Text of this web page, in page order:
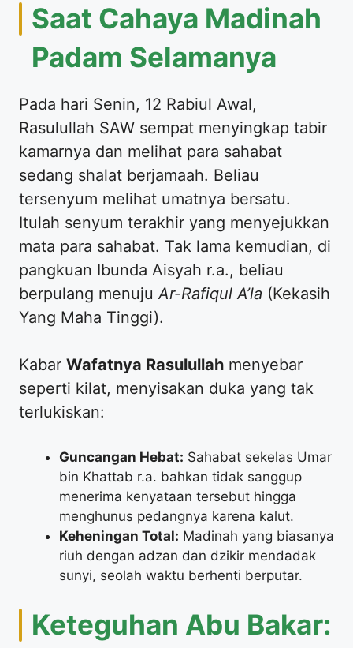
​Saat Cahaya Madinah
Padam Selamanya
​Pada hari Senin, 12 Rabiul Awal,
Rasulullah SAW sempat menyingkap tabir
kamarnya dan melihat para sahabat
sedang shalat berjamaah. Beliau
tersenyum melihat umatnya bersatu.
Itulah senyum terakhir yang menyejukkan
mata para sahabat. Tak lama kemudian, di
pangkuan Ibunda Aisyah r.a., beliau
berpulang menuju Ar-Rafiqul A’la (Kekasih
Yang Maha Tinggi).
​Kabar Wafatnya Rasulullah menyebar
seperti kilat, menyisakan duka yang tak
terlukiskan:
Guncangan Hebat: Sahabat sekelas Umar
bin Khattab r.a. bahkan tidak sanggup
menerima kenyataan tersebut hingga
menghunus pedangnya karena kalut.
Keheningan Total: Madinah yang biasanya
riuh dengan adzan dan dzikir mendadak
sunyi, seolah waktu berhenti berputar.
​Keteguhan Abu Bakar: